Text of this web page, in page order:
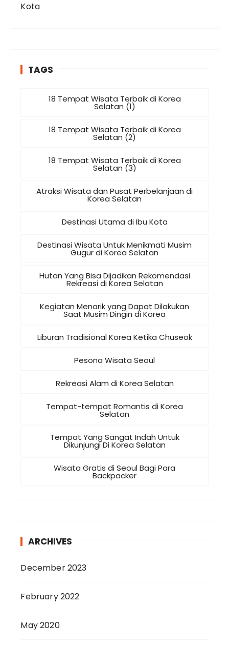
Kota
TAGS
18 Tempat Wisata Terbaik di Korea
Selatan (1)
18 Tempat Wisata Terbaik di Korea
Selatan (2)
18 Tempat Wisata Terbaik di Korea
Selatan (3)
Atraksi Wisata dan Pusat Perbelanjaan di
Korea Selatan
Destinasi Utama di Ibu Kota
Destinasi Wisata Untuk Menikmati Musim
Gugur di Korea Selatan
Hutan Yang Bisa Dijadikan Rekomendasi
Rekreasi di Korea Selatan
Kegiatan Menarik yang Dapat Dilakukan
Saat Musim Dingin di Korea
Liburan Tradisional Korea Ketika Chuseok
Pesona Wisata Seoul
Rekreasi Alam di Korea Selatan
Tempat-tempat Romantis di Korea
Selatan
Tempat Yang Sangat Indah Untuk
Dikunjungi Di Korea Selatan
Wisata Gratis di Seoul Bagi Para
Backpacker
ARCHIVES
December 2023
February 2022
May 2020